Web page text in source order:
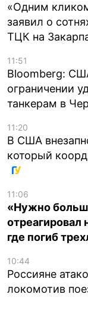
«Одним
заявил о
ТЦК на
11:51
Bloomberg:
ограничении
танкерам в
11:20
В США
который
11:06
«Нужно
отреагировал
где погиб
10:44
Россияне
локомотив